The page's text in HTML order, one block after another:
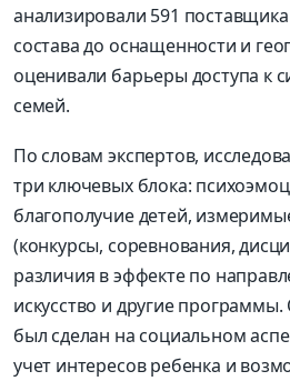
анализировали 591 поставщика
состава до оснащенности и
оценивали барьеры доступа к
семей.
По словам экспертов,
три ключевых блока:
благополучие детей,
(конкурсы, соревнования,
различия в эффекте по
искусство и другие
был сделан на социальном
учет интересов ребенка и